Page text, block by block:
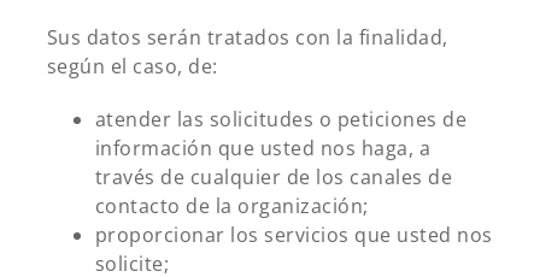
Sus datos serán tratados con la finalidad,
según el caso, de:
atender las solicitudes o peticiones de
información que usted nos haga, a
través de cualquier de los canales de
contacto de la organización;
proporcionar los servicios que usted nos
solicite;